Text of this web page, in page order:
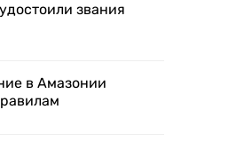
звания
в Амазонии